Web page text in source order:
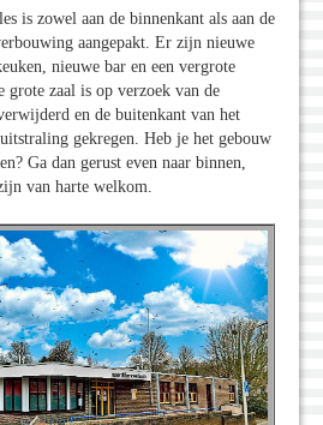
is zowel aan de binnenkant als aan de
aangepakt. Er zijn nieuwe
nieuwe bar en een vergrote
zaal is op verzoek van de
en de buitenkant van het
gekregen. Heb je het gebouw
Ga dan gerust even naar binnen,
van harte welkom.